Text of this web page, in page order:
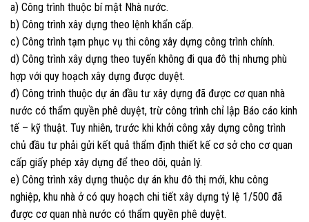
a) Công trình thuộc bí mật Nhà nước.
b) Công trình xây dựng theo lệnh khẩn cấp.
c) Công trình tạm phục vụ thi công xây dựng công trình chính.
d) Công trình xây dựng theo tuyến không đi qua đô thị nhưng phù
hợp với quy hoạch xây dựng được duyệt.
đ) Công trình thuộc dự án đầu tư xây dựng đã được cơ quan nhà
nước có thẩm quyền phê duyệt, trừ công trình chỉ lập Báo cáo kinh
tế – kỹ thuật. Tuy nhiên, trước khi khởi công xây dựng công trình
chủ đầu tư phải gửi kết quả thẩm định thiết kế cơ sở cho cơ quan
cấp giấy phép xây dựng để theo dõi, quản lý.
e) Công trình xây dựng thuộc dự án khu đô thị mới, khu công
nghiệp, khu nhà ở có quy hoạch chi tiết xây dựng tỷ lệ 1/500 đã
được cơ quan nhà nước có thẩm quyền phê duyệt.